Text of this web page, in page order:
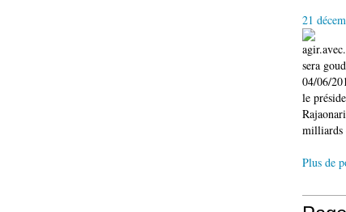
21
sera
04/06/
le
milliards
Plus de